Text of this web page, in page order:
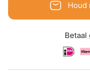
Houd
Betaal